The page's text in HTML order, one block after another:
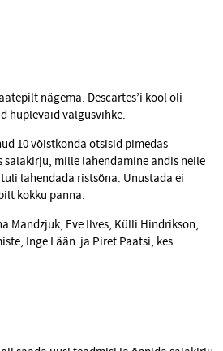
nägema. Descartes’i kool oli
hüplevaid valgusvihke.
10 võistkonda otsisid pimedas
mille lahendamine andis neile
lahendada ristsõna. Unustada ei
kokku panna.
Mandzjuk, Eve Ilves, Külli Hindrikson,
Inge Lään ja Piret Paatsi, kes